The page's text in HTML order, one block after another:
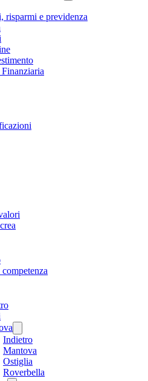
risparmi e previdenza
Indietro
Mantova
Ostiglia
Roverbella